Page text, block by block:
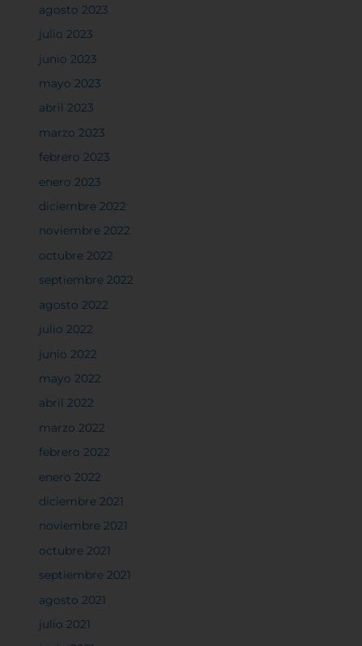
agosto 2023
julio 2023
junio 2023
mayo 2023
abril 2023
marzo 2023
febrero 2023
enero 2023
diciembre 2022
noviembre 2022
octubre 2022
septiembre 2022
agosto 2022
julio 2022
junio 2022
mayo 2022
abril 2022
marzo 2022
febrero 2022
enero 2022
diciembre 2021
noviembre 2021
octubre 2021
septiembre 2021
agosto 2021
julio 2021